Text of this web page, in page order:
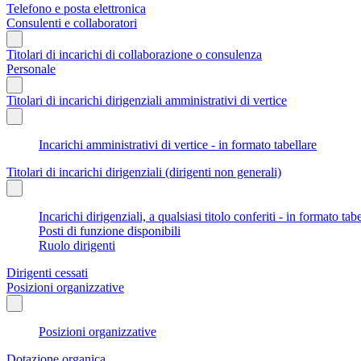
Telefono e posta elettronica
Consulenti e collaboratori
Titolari di incarichi di collaborazione o consulenza
Personale
Titolari di incarichi dirigenziali amministrativi di vertice
Incarichi amministrativi di vertice - in formato tabellare
Titolari di incarichi dirigenziali (dirigenti non generali)
Incarichi dirigenziali, a qualsiasi titolo conferiti - in formato
Posti di funzione disponibili
Ruolo dirigenti
Dirigenti cessati
Posizioni organizzative
Posizioni organizzative